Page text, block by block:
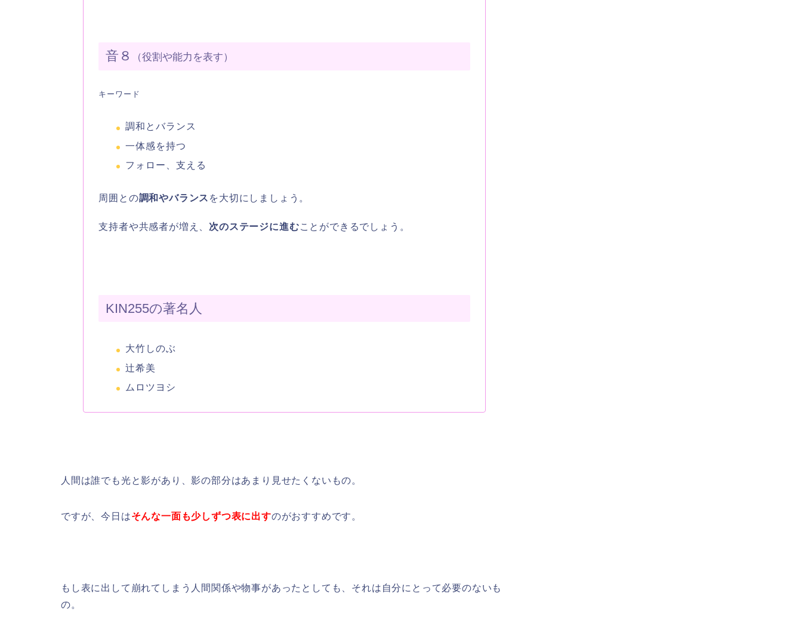
音８ （役割や能力を表す）
キーワード
調和とバランス
一体感を持つ
フォロー、支える
周囲との調和やバランス を大切にしましょう。
支持者や共感者が増え、 次のステージに進むことができるでしょう。
KIN255の著名人
大竹しのぶ
辻希美
ムロツヨシ
人間は誰でも光と影があり、影の部分はあまり見せたくないもの。
ですが、今日はそんな一面も少しずつ表に出すのがおすすめです。
もし表に出して崩れてしまう人間関係や物事があったとしても、それは自分にとって必要のないも
の。